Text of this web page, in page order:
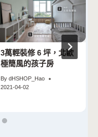
3萬輕裝修 6 坪，北歐
極簡風的孩子房
By dHSHOP_Hao
2021-04-02